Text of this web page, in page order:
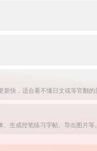
生成控笔练习字帖、导出图片等。